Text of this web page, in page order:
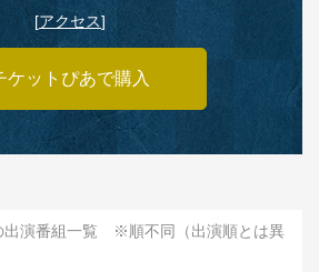
[アクセス]
ケットぴあで購入
出演番組一覧 ※順不同（出演順とは異